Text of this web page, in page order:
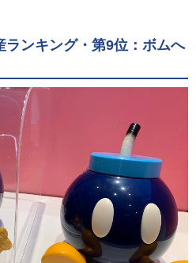
ランキング・第9位：ボムへ